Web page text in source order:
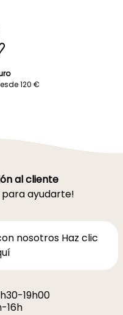
120 €
al cliente
para ayudarte!
nosotros Haz clic
19h00
16h